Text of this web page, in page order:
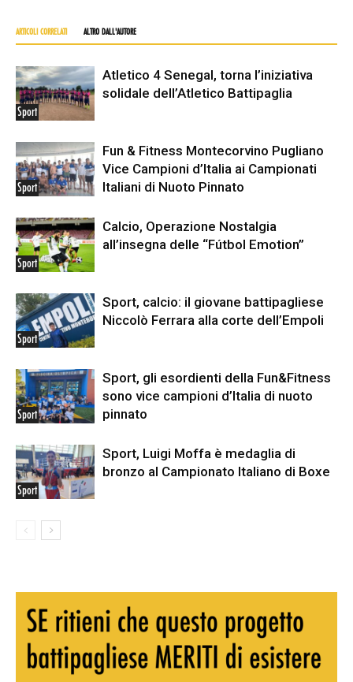
ARTICOLI CORRELATI ALTRO DALL'AUTORE
Sport
Atletico 4 Senegal, torna l’iniziativa
solidale dell’Atletico Battipaglia
Sport
Fun & Fitness Montecorvino Pugliano
Vice Campioni d’Italia ai Campionati
Italiani di Nuoto Pinnato
Sport
Calcio, Operazione Nostalgia
all’insegna delle “Fútbol Emotion”
Sport
Sport, calcio: il giovane battipagliese
Niccolò Ferrara alla corte dell’Empoli
Sport
Sport, gli esordienti della Fun&Fitness
sono vice campioni d’Italia di nuoto
pinnato
Sport
Sport, Luigi Moffa è medaglia di
bronzo al Campionato Italiano di Boxe